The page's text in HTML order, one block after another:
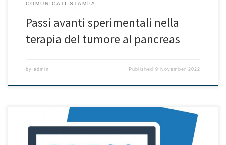
COMUNICATI STAMPA
Passi avanti sperimentali nella
terapia del tumore al pancreas
by admin Published9 November 2022